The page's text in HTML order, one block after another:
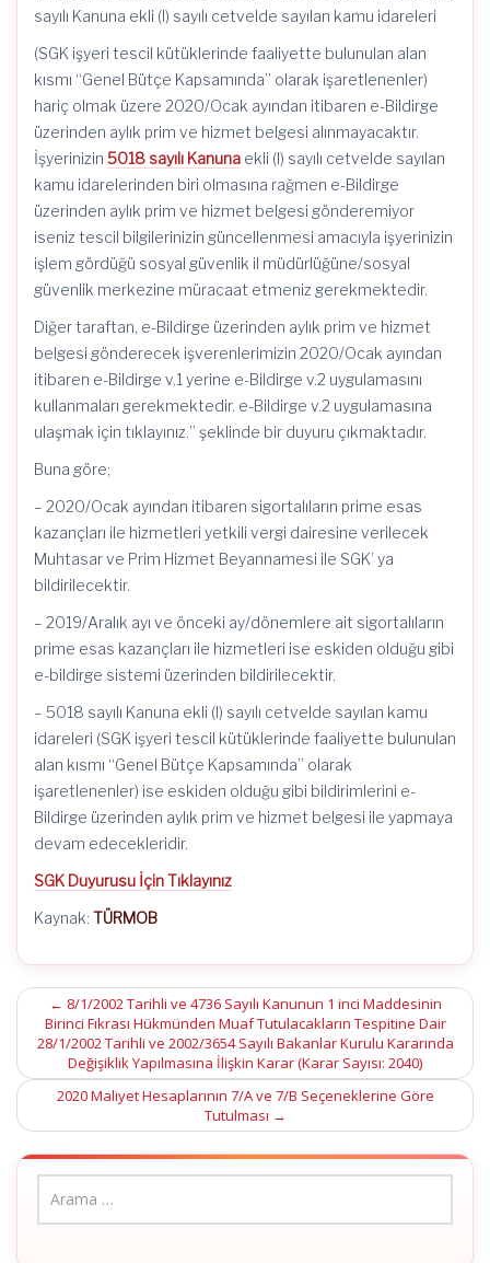
sayılı Kanuna ekli (I) sayılı cetvelde sayılan kamu idareleri
(SGK işyeri tescil kütüklerinde faaliyette bulunulan alan
kısmı “Genel Bütçe Kapsamında” olarak işaretlenenler)
hariç olmak üzere 2020/Ocak ayından itibaren e-Bildirge
üzerinden aylık prim ve hizmet belgesi alınmayacaktır.
İşyerinizin 5018 sayılı Kanuna ekli (I) sayılı cetvelde sayılan
kamu idarelerinden biri olmasına rağmen e-Bildirge
üzerinden aylık prim ve hizmet belgesi gönderemiyor
iseniz tescil bilgilerinizin güncellenmesi amacıyla işyerinizin
işlem gördüğü sosyal güvenlik il müdürlüğüne/sosyal
güvenlik merkezine müracaat etmeniz gerekmektedir.
Diğer taraftan, e-Bildirge üzerinden aylık prim ve hizmet
belgesi gönderecek işverenlerimizin 2020/Ocak ayından
itibaren e-Bildirge v.1 yerine e-Bildirge v.2 uygulamasını
kullanmaları gerekmektedir. e-Bildirge v.2 uygulamasına
ulaşmak için tıklayınız.” şeklinde bir duyuru çıkmaktadır.
Buna göre;
– 2020/Ocak ayından itibaren sigortalıların prime esas
kazançları ile hizmetleri yetkili vergi dairesine verilecek
Muhtasar ve Prim Hizmet Beyannamesi ile SGK’ ya
bildirilecektir.
– 2019/Aralık ayı ve önceki ay/dönemlere ait sigortalıların
prime esas kazançları ile hizmetleri ise eskiden olduğu gibi
e-bildirge sistemi üzerinden bildirilecektir.
– 5018 sayılı Kanuna ekli (I) sayılı cetvelde sayılan kamu
idareleri (SGK işyeri tescil kütüklerinde faaliyette bulunulan
alan kısmı “Genel Bütçe Kapsamında” olarak
işaretlenenler) ise eskiden olduğu gibi bildirimlerini e-
Bildirge üzerinden aylık prim ve hizmet belgesi ile yapmaya
devam edecekleridir.
SGK Duyurusu İçin Tıklayınız
Kaynak: TÜRMOB
Post
navigation
← 8/1/2002 Tarihli ve 4736 Sayılı Kanunun 1 inci Maddesinin
Birinci Fıkrası Hükmünden Muaf Tutulacakların Tespitine Dair
28/1/2002 Tarihli ve 2002/3654 Sayılı Bakanlar Kurulu Kararında
Değişiklik Yapılmasına İlişkin Karar (Karar Sayısı: 2040)
2020 Maliyet Hesaplarının 7/A ve 7/B Seçeneklerine Göre
Tutulması →